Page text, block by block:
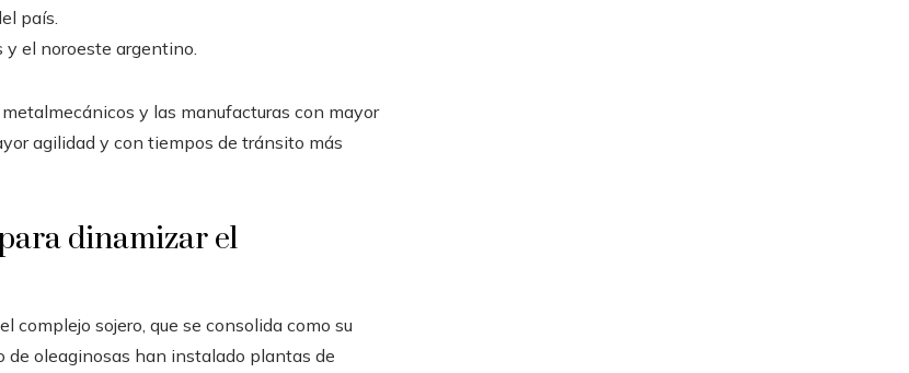
país.
y el noroeste argentino.
y las manufacturas con mayor
agilidad y con tiempos de tránsito más
dinamizar el
complejo sojero, que se consolida como su
oleaginosas han instalado plantas de